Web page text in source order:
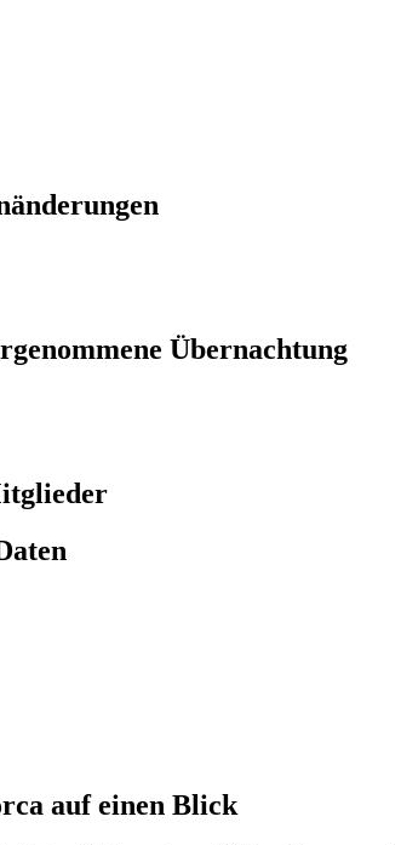
Übernachtung
auf einen Blick